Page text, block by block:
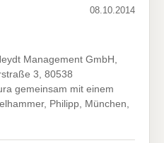
08.10.2014
Management GmbH,
3, 80538
gemeinsam mit einem
Philipp, München,